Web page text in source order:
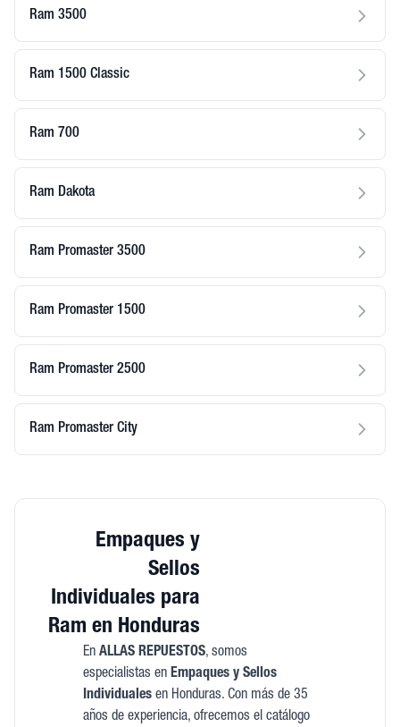
Ram 3500
Ram 1500 Classic
Ram 700
Ram Dakota
Ram Promaster 3500
Ram Promaster 1500
Ram Promaster 2500
Ram Promaster City
Empaques y
Sellos
Individuales para
Ram en Honduras
En ALLAS REPUESTOS, somos
especialistas en Empaques y Sellos
Individualesen Honduras. Con más de 35
años de experiencia, ofrecemos el catálogo